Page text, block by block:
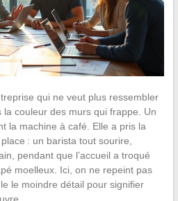
qui ne veut plus ressembler
la couleur des murs qui frappe. Un
la machine à café. Elle a pris la
: un barista tout sourire,
pendant que l’accueil a troqué
moelleux. Ici, on ne repeint pas
le moindre détail pour signifier